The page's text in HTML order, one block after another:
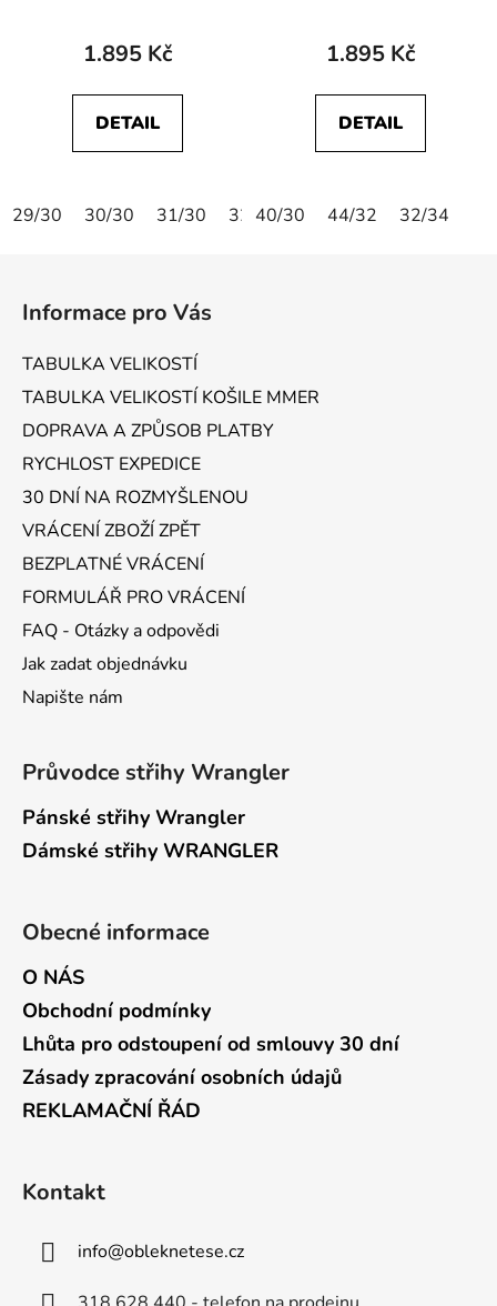
1.895 Kč
DETAIL
29/30 30/30 31/30 32/30 33/30 34/30 36/30
1.895 Kč
DETAIL
40/30 44/32 32/34
Informace pro Vás
TABULKA VELIKOSTÍ
TABULKA VELIKOSTÍ KOŠILE MMER
DOPRAVA A ZPŮSOB PLATBY
RYCHLOST EXPEDICE
30 DNÍ NA ROZMYŠLENOU
VRÁCENÍ ZBOŽÍ ZPĚT
BEZPLATNÉ VRÁCENÍ
FORMULÁŘ PRO VRÁCENÍ
FAQ - Otázky a odpovědi
Jak zadat objednávku
Napište nám
Průvodce střihy Wrangler
Pánské střihy Wrangler
Dámské střihy WRANGLER
Obecné informace
O NÁS
Obchodní podmínky
Lhůta pro odstoupení od smlouvy 30 dní
Zásady zpracování osobních údajů
REKLAMAČNÍ ŘÁD
Kontakt
info@obleknetese.cz